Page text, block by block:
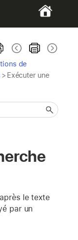
de
> Exécuter une
le texte
par un